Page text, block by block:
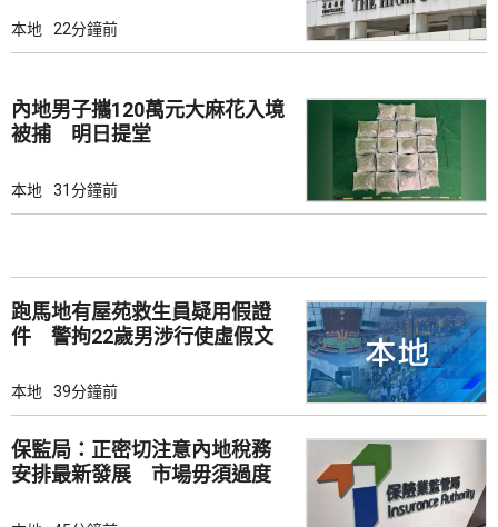
本地 22分鐘前
內地男子攜120萬元大麻花入境
被捕 明日提堂
本地 31分鐘前
跑馬地有屋苑救生員疑用假證
件 警拘22歲男涉行使虛假文
本地 39分鐘前
保監局：正密切注意內地稅務
安排最新發展 市場毋須過度